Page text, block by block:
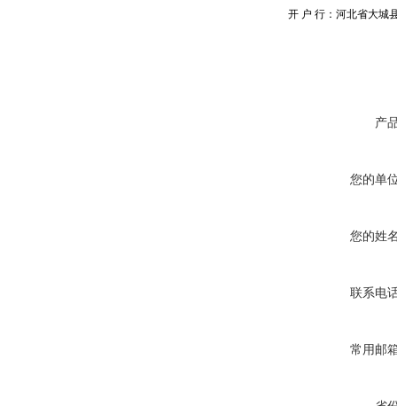
开 户 行：河北省大城
产
您的单
您的姓
联系电
常用邮